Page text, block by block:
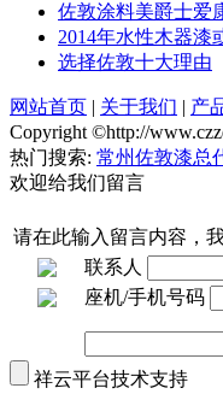
佐敦涂料美爵士爱
2014年水性木器漆
选择佐敦十大理由
网站首页 | 关于我们 | 产
Copyright ©http://
热门搜索: 常州佐敦漆总
欢迎给我们留言
请在此输入留言内容，
联系人
座机/手机号码
祥云平台技术支持